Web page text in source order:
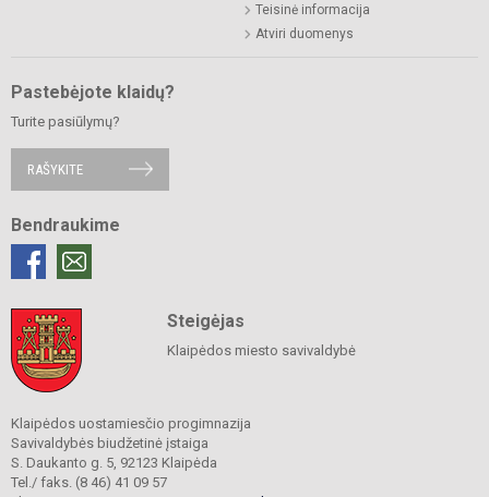
Teisinė informacija
Atviri duomenys
Pastebėjote klaidų?
Turite pasiūlymų?
RAŠYKITE
Bendraukime
Steigėjas
Klaipėdos miesto savivaldybė
Klaipėdos uostamiesčio progimnazija
Savivaldybės biudžetinė įstaiga
S. Daukanto g. 5, 92123 Klaipėda
Tel./ faks. (8 46) 41 09 57